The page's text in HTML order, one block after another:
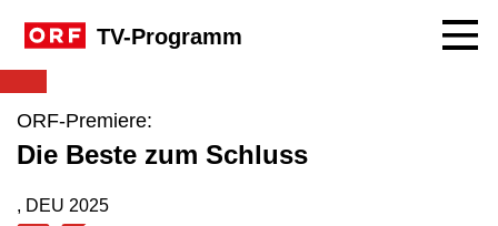
TV-Programm
ORF-Premiere:
Die Beste zum Schluss
Produktionsland: DEU
, DEU
Produktionsjahr: 2025
2025